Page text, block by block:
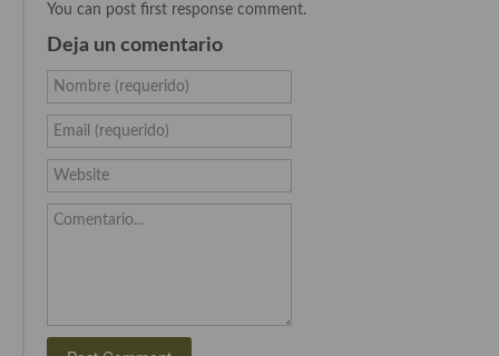
Cocina Brasileña
Cocina colombiana
Cocina Cajún y Creole
Cocina Venezolana
Cocina de Guatemala
You can post first response comment.
Deja un comentario
Nombre (requerido)
Email (requerido)
Website
Comentario...